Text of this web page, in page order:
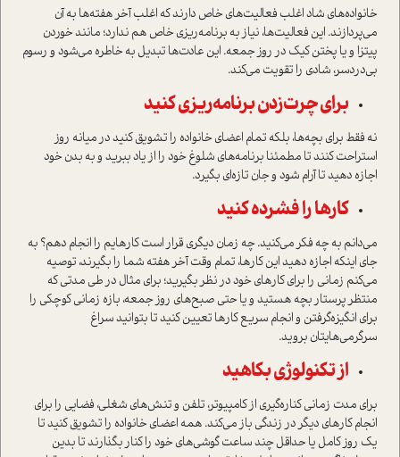
خانواده‌های شاد اغلب فعالیت‌های خاص دارند که اغلب آخر هفته‌ها به آن
مي‌پردازند. اين فعاليت‌ها، نیاز به برنامه‌ریزی خاص هم ندارد؛ مانند خوردن
پیتزا و یا پختن کیک در روز جمعه. این عادت‌ها تبدیل به خاطره می‌شود و رسوم
بی‌دردسر، شادی را تقویت می‌کند.
برای چرت‌زدن برنامه‌ریزی کنید
نه فقط برای بچه‌ها، بلكه تمام اعضای خانواده را تشویق کنید در میانه روز
استراحت کنند تا مطمئنا برنامه‌های شلوغ خود را از یاد ببرید و به بدن خود
اجازه دهید تا آرام شود و جان تازه‌ای بگیرد.
کارها را فشرده کنید
می‌دانم به چه فکر می‌کنید. چه زمان دیگری قرار است کارهایم را انجام دهم؟ به
جای اینکه اجازه دهید این کارها، تمام وقت آخر هفته شما را بگیرند، توصیه
می‌کنم زماني را برای کارهای خود در نظر بگیرید؛ براي مثال در طي مدتي که
منتظر پرستار بچه هستید و یا حتي صبح‌های روز جمعه، بازه زماني کوچکی را
برای انگیزه‌گرفتن و انجام سریع کارها تعیین کنید تا بتوانید سراغ
سرگرمی‌هایتان بروید.
از تکنولوژی بکاهید
براي مدت زمانی كناره‌گيري از کامپیوتر، تلفن و تنش‌هاي شغلی، فضایی را برای
انجام كارهاي ديگر در زندگی باز می‌کند. همه اعضای خانواده را تشویق کنید تا
یک روز کامل یا حداقل چند ساعت گوشی‌های خود را کنار بگذارند تا بدين